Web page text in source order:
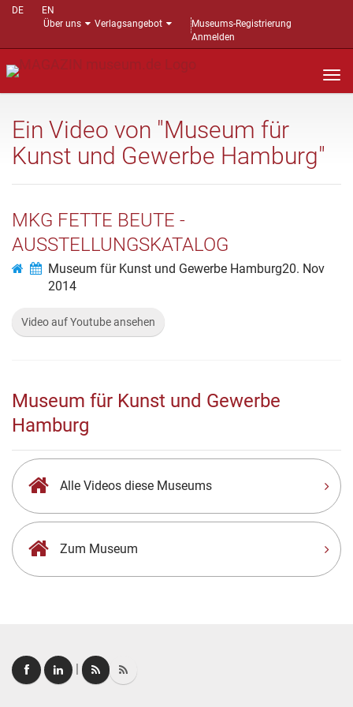
DE
EN
Über uns
Verlagsangebot
Museums-Registrierung
Anmelden
Ein Video von "Museum für
Kunst und Gewerbe Hamburg"
MKG FETTE BEUTE -
AUSSTELLUNGSKATALOG
Museum für Kunst und Gewerbe Hamburg20. Nov
2014
Video auf Youtube ansehen
Museum für Kunst und Gewerbe
Hamburg
Alle Videos diese Museums
Zum Museum